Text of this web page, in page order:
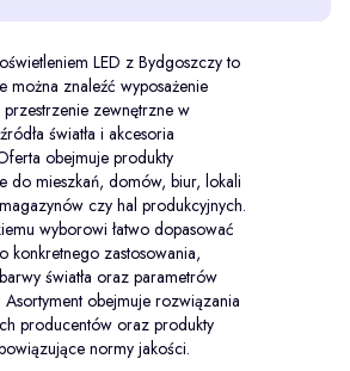
LED z Bydgoszczy to
można znaleźć wyposażenie
zewnętrzne w
światła i akcesoria
obejmuje produkty
do mieszkań, domów, biur, lokali
czy hal produkcyjnych.
wyborowi łatwo dopasować
konkretnego zastosowania,
światła oraz parametrów
Asortyment obejmuje rozwiązania
producentów oraz produkty
normy jakości.